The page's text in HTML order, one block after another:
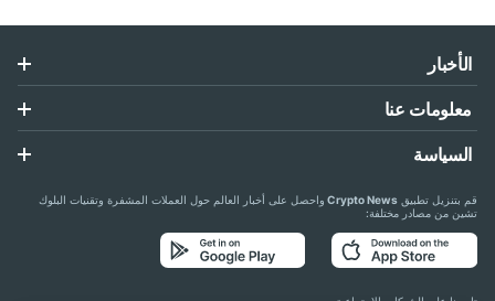
الأخبار
معلومات عنا
السياسة
قم بتنزيل تطبيق Crypto News واحصل على أخبار العالم حول العملات المشفرة وتقنيات البلوك
تشين من مصادر مختلفة: